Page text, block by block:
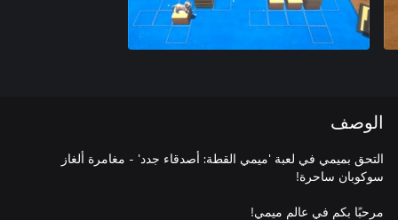
الوصف
التحق بميمي في لعبة 'ميمي القطة: أصدقاء جدد' - مغامرة ألغاز